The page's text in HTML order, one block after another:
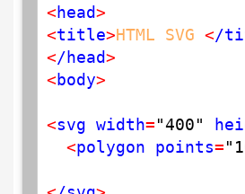
<head>
<title>HTML SVG </
</head>
<body>
<svg width="400"
<polygon points=